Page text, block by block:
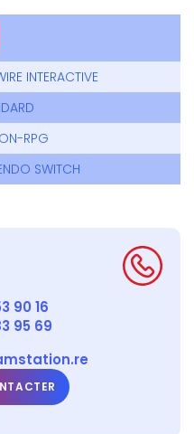
INTERACTIVE
RPG
SWITCH
90 16
95 69